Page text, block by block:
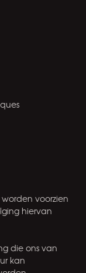
voorzien
hiervan
die ons van
kan